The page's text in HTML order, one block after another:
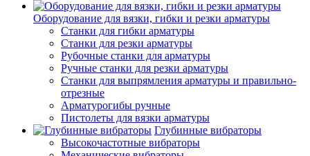
Оборудование для вязки, гибки и резки арматуры
Станки для гибки арматуры
Станки для резки арматуры
Рубочные станки для арматуры
Ручные станки для резки арматуры
Станки для выпрямления арматуры и правильно-
отрезные
Арматурогибы ручные
Пистолеты для вязки арматуры
Глубинные вибраторы
Высокочастотные вибраторы